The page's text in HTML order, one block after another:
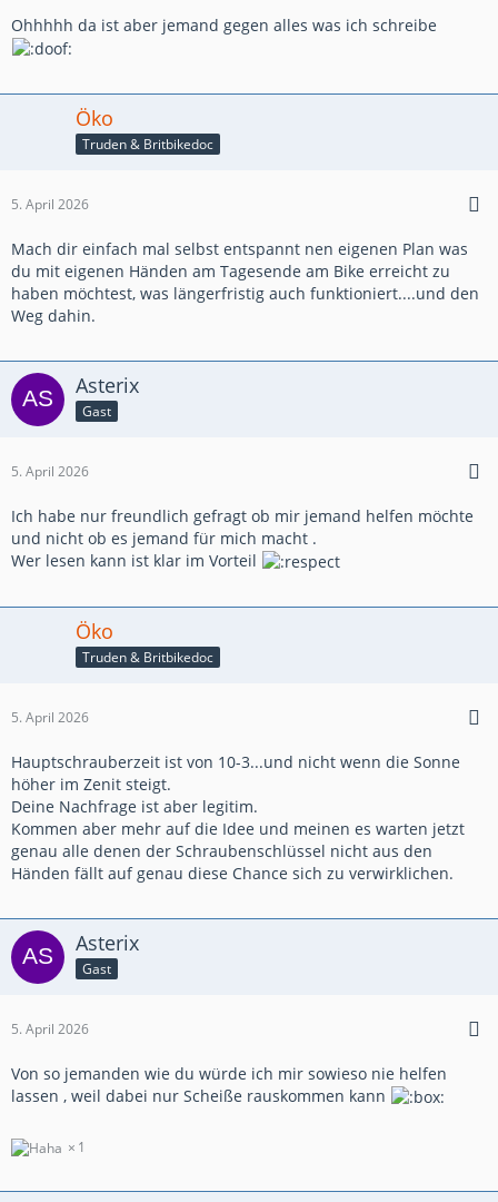
Ohhhhh da ist aber jemand gegen alles was ich schreibe
Öko
Truden & Britbikedoc
5. April 2026
Mach dir einfach mal selbst entspannt nen eigenen Plan was
du mit eigenen Händen am Tagesende am Bike erreicht zu
haben möchtest, was längerfristig auch funktioniert....und den
Weg dahin.
Asterix
Gast
5. April 2026
Ich habe nur freundlich gefragt ob mir jemand helfen möchte
und nicht ob es jemand für mich macht .
Wer lesen kann ist klar im Vorteil
Öko
Truden & Britbikedoc
5. April 2026
Hauptschrauberzeit ist von 10-3...und nicht wenn die Sonne
höher im Zenit steigt.
Deine Nachfrage ist aber legitim.
Kommen aber mehr auf die Idee und meinen es warten jetzt
genau alle denen der Schraubenschlüssel nicht aus den
Händen fällt auf genau diese Chance sich zu verwirklichen.
Asterix
Gast
5. April 2026
Von so jemanden wie du würde ich mir sowieso nie helfen
lassen , weil dabei nur Scheiße rauskommen kann
1